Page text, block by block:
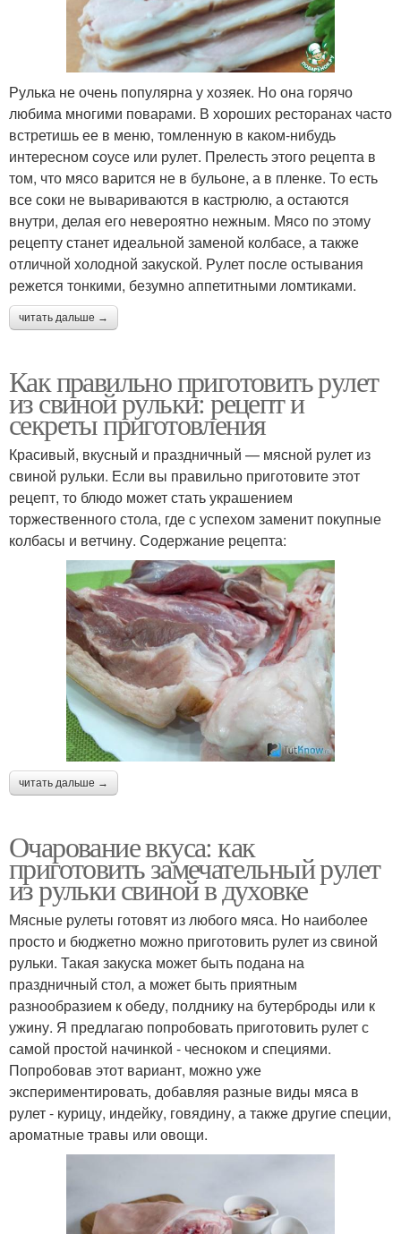
Рулька не очень популярна у хозяек. Но она горячо
любима многими поварами. В хороших ресторанах часто
встретишь ее в меню, томленную в каком-нибудь
интересном соусе или рулет. Прелесть этого рецепта в
том, что мясо варится не в бульоне, а в пленке. То есть
все соки не вывариваются в кастрюлю, а остаются
внутри, делая его невероятно нежным. Мясо по этому
рецепту станет идеальной заменой колбасе, а также
отличной холодной закуской. Рулет после остывания
режется тонкими, безумно аппетитными ломтиками.
читать дальше →
Как правильно приготовить рулет
из свиной рульки: рецепт и
секреты приготовления
Красивый, вкусный и праздничный — мясной рулет из
свиной рульки. Если вы правильно приготовите этот
рецепт, то блюдо может стать украшением
торжественного стола, где с успехом заменит покупные
колбасы и ветчину. Содержание рецепта:
читать дальше →
Очарование вкуса: как
приготовить замечательный рулет
из рульки свиной в духовке
Мясные рулеты готовят из любого мяса. Но наиболее
просто и бюджетно можно приготовить рулет из свиной
рульки. Такая закуска может быть подана на
праздничный стол, а может быть приятным
разнообразием к обеду, полднику на бутерброды или к
ужину. Я предлагаю попробовать приготовить рулет с
самой простой начинкой - чесноком и специями.
Попробовав этот вариант, можно уже
экспериментировать, добавляя разные виды мяса в
рулет - курицу, индейку, говядину, а также другие специи,
ароматные травы или овощи.